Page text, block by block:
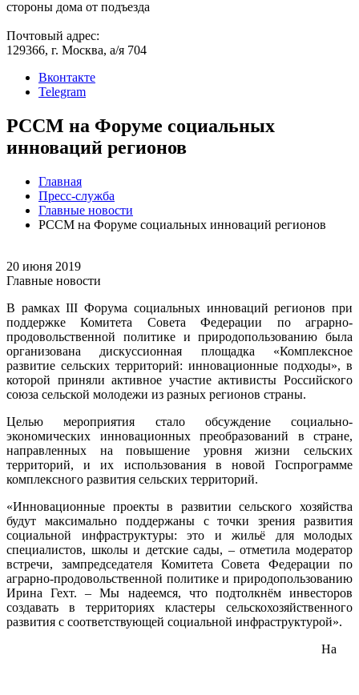
стороны дома от подъезда
Почтовый адрес:
129366, г. Москва, а/я 704
Вконтакте
Telegram
РССМ на Форуме социальных
инноваций регионов
Главная
Пресс-служба
Главные новости
РССМ на Форуме социальных инноваций регионов
20 июня 2019
Главные новости
В рамках III Форума социальных инноваций регионов при
поддержке Комитета Совета Федерации по аграрно-
продовольственной политике и природопользованию была
организована дискуссионная площадка «Комплексное
развитие сельских территорий: инновационные подходы», в
которой приняли активное участие активисты Российского
союза сельской молодежи из разных регионов страны.
Целью мероприятия стало обсуждение социально-
экономических инновационных преобразований в стране,
направленных на повышение уровня жизни сельских
территорий, и их использования в новой Госпрограмме
комплексного развития сельских территорий.
«Инновационные проекты в развитии сельского хозяйства
будут максимально поддержаны с точки зрения развития
социальной инфраструктуры: это и жильё для молодых
специалистов, школы и детские сады, – отметила модератор
встречи, зампредседателя Комитета Совета Федерации по
аграрно-продовольственной политике и природопользованию
Ирина Гехт. – Мы надеемся, что подтолкнём инвесторов
создавать в территориях кластеры сельскохозяйственного
развития с соответствующей социальной инфраструктурой».
На